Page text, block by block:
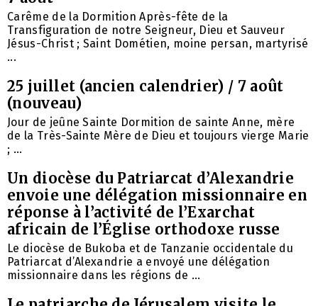
Carême de la Dormition Après-fête de la
Transfiguration de notre Seigneur, Dieu et Sauveur
Jésus-Christ ; Saint Dométien, moine persan, martyrisé
...
25 juillet (ancien calendrier) / 7 août
(nouveau)
Jour de jeûne Sainte Dormition de sainte Anne, mère
de la Très-Sainte Mère de Dieu et toujours vierge Marie
; ...
Un diocèse du Patriarcat d’Alexandrie
envoie une délégation missionnaire en
réponse à l’activité de l’Exarchat
africain de l’Église orthodoxe russe
Le diocèse de Bukoba et de Tanzanie occidentale du
Patriarcat d’Alexandrie a envoyé une délégation
missionnaire dans les régions de ...